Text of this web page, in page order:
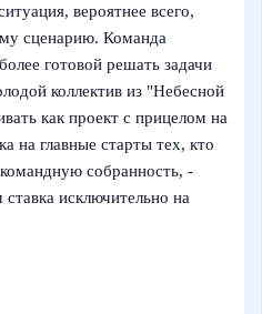
вероятнее всего,
сценарию. Команда
готовой решать задачи
коллектив из "Небесной
как проект с прицелом на
на главные старты тех, кто
собранность, -
исключительно на